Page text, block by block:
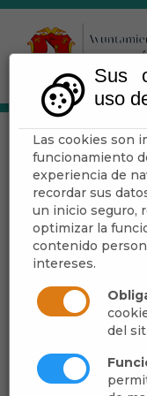
Sus
uso
Las cookies son
funcionamiento
experiencia de
recordar sus
un inicio seguro,
optimizar la
contenido
intereses.
del
Política
Política
Carácter
En esta Política
datos
DALIAS. Le